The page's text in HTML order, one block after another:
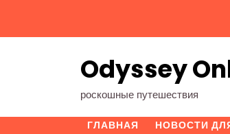
содержимому
Odyssey
роскошные путешествия
ГЛАВНАЯ
НОВОСТИ